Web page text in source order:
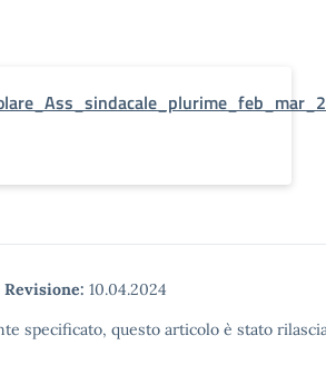
Revisione: 10.04.2024
specificato, questo articolo è stato